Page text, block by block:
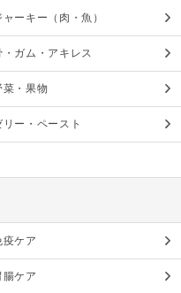
ャーキー（肉・魚）
・ガム・アキレス
菜・果物
リー・ペースト
疫ケア
腸ケア